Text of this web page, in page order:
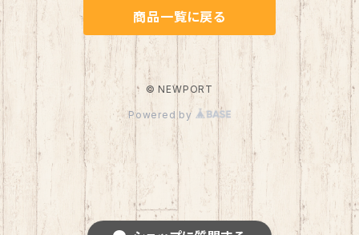
商品一覧に戻る
© NEWPORT
Powered by